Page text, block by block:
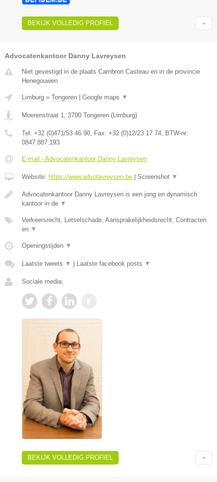
BEKIJK VOLLEDIG PROFIEL
Advocatenkantoor Danny Lavreysen
Niet gevestigd in de plaats Cambron Casteau en in de provincie
Henegouwen.
Limburg » Tongeren Google maps ▼
Moerenstraat 1 3700 Tongeren ( Limburg)
Tel: +32 (0)471/53 46 90 , Fax: +32 (0)12/23 17 74 , BTW-nr:
0847.887.193
E-mail › Advocatenkantoor Danny Lavreysen
Website: https://www.advolavreysen.be Screenshot ▼
Advocatenkantoor Danny Lavreysen is een jong en dynamisch
kantoor in de ▼
Verkeersrecht, Letselschade, Aansprakelijkheidsrecht, Contracten
en ▼
Openingstijden ▼
Laatste tweets ▼ Laatste facebook posts ▼
Sociale media:
BEKIJK VOLLEDIG PROFIEL